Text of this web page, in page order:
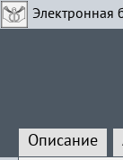
Электронная
Описание